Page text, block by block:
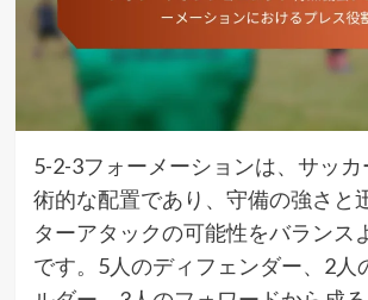
5-2-3フォーメーションは、サッ
術的な配置であり、守備の強さと
ターアタックの可能性をバランス
です。5人のディフェンダー、2人